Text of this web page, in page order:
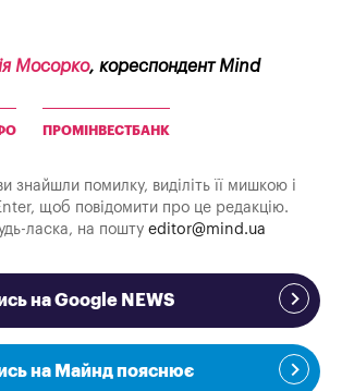
Мосорко, кореспондент Mind
ПРОМІНВЕСТБАНК
знайшли помилку, виділіть її мишкою і
щоб повідомити про це редакцію.
ласка, на пошту editor@mind.ua
на Google NEWS
на Майнд пояснює